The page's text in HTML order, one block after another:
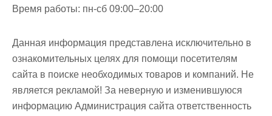
Время работы: пн-сб 09:00–20:00
Данная информация представлена исключительно в
ознакомительных целях для помощи посетителям
сайта в поиске необходимых товаров и компаний. Не
является рекламой! За неверную и изменившуюся
информацию Администрация сайта ответственность